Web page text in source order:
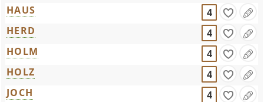
HAUS
4
HERD
4
HOLM
4
HOLZ
4
JOCH
4